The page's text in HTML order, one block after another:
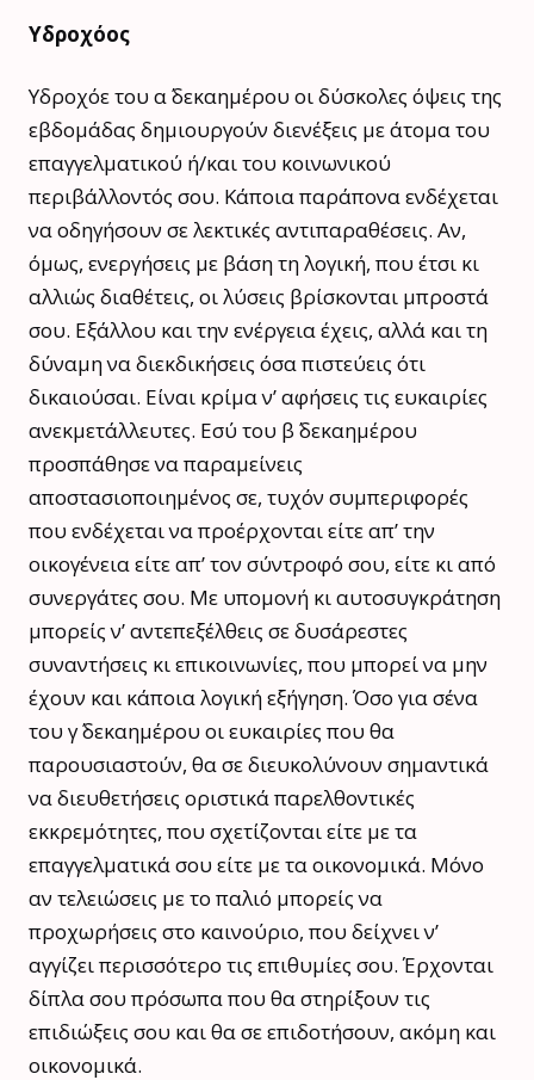
Υδροχόος
Υδροχόε του α΄ δεκαημέρου οι δύσκολες όψεις της
εβδομάδας δημιουργούν διενέξεις με άτομα του
επαγγελματικού ή/και του κοινωνικού
περιβάλλοντός σου. Κάποια παράπονα ενδέχεται
να οδηγήσουν σε λεκτικές αντιπαραθέσεις. Αν,
όμως, ενεργήσεις με βάση τη λογική, που έτσι κι
αλλιώς διαθέτεις, οι λύσεις βρίσκονται μπροστά
σου. Εξάλλου και την ενέργεια έχεις, αλλά και τη
δύναμη να διεκδικήσεις όσα πιστεύεις ότι
δικαιούσαι. Είναι κρίμα ν’ αφήσεις τις ευκαιρίες
ανεκμετάλλευτες. Εσύ του β΄ δεκαημέρου
προσπάθησε να παραμείνεις
αποστασιοποιημένος σε, τυχόν συμπεριφορές
που ενδέχεται να προέρχονται είτε απ’ την
οικογένεια είτε απ’ τον σύντροφό σου, είτε κι από
συνεργάτες σου. Με υπομονή κι αυτοσυγκράτηση
μπορείς ν’ αντεπεξέλθεις σε δυσάρεστες
συναντήσεις κι επικοινωνίες, που μπορεί να μην
έχουν και κάποια λογική εξήγηση. Όσο για σένα
του γ΄ δεκαημέρου οι ευκαιρίες που θα
παρουσιαστούν, θα σε διευκολύνουν σημαντικά
να διευθετήσεις οριστικά παρελθοντικές
εκκρεμότητες, που σχετίζονται είτε με τα
επαγγελματικά σου είτε με τα οικονομικά. Μόνο
αν τελειώσεις με το παλιό μπορείς να
προχωρήσεις στο καινούριο, που δείχνει ν’
αγγίζει περισσότερο τις επιθυμίες σου. Έρχονται
δίπλα σου πρόσωπα που θα στηρίξουν τις
επιδιώξεις σου και θα σε επιδοτήσουν, ακόμη και
οικονομικά.